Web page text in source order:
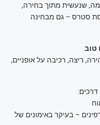
שנעשית מתוך בחירה,
סטרס – גם מבחינה
טוב
ריצה, רכיבה על אופניים,
– בעיקר באימונים של